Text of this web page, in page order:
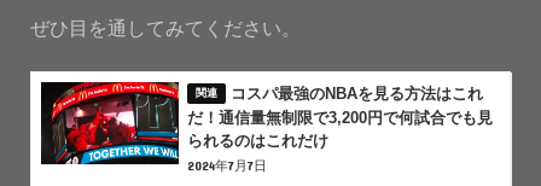
ぜひ目を通してみてください。
コスパ最強のNBAを見る方法はこれ
だ！通信量無制限で3,200円で何試合でも見
られるのはこれだけ
2024年7月7日